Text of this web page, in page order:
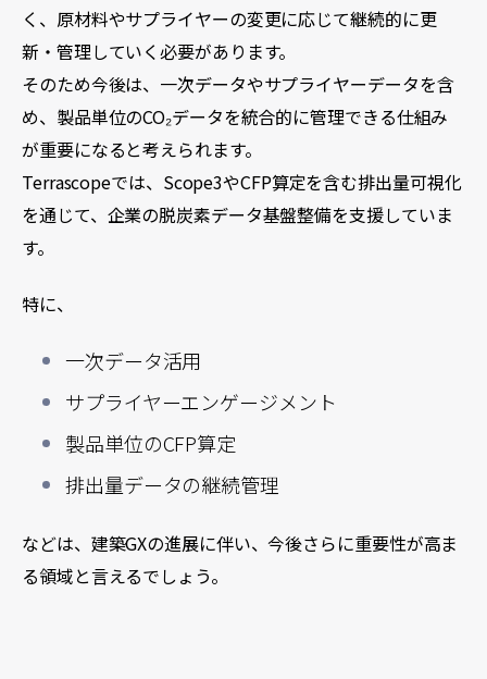
く、原材料やサプライヤーの変更に応じて継続的に更
新・管理していく必要があります。
そのため今後は、一次データやサプライヤーデータを含
め、製品単位のCO₂データを統合的に管理できる仕組み
が重要になると考えられます。
Terrascopeでは、Scope3やCFP算定を含む排出量可視化
を通じて、企業の脱炭素データ基盤整備を支援していま
す。
特に、
一次データ活用
サプライヤーエンゲージメント
製品単位のCFP算定
排出量データの継続管理
などは、建築GXの進展に伴い、今後さらに重要性が高ま
る領域と言えるでしょう。